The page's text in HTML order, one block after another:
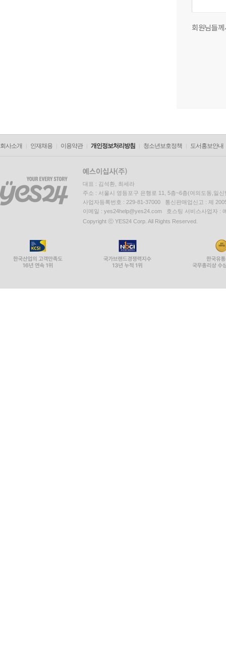
회원님들
회사소개 인재채용 이용약관 개인정보처리방침 청소년보호정책 도서홍보안내
대표 : 김석환, 최세라
주소 : 서울시 영등포구 은행로 11, 5층~6층(여의도동,일신
사업자등록번호 : 229-81-37000 통신판매업신고 : 제
이메일 : yes24help@yes24.com 호스팅 서비스사업자 :
Copyright ⓒ YES24 Corp. All Rights Reserved.